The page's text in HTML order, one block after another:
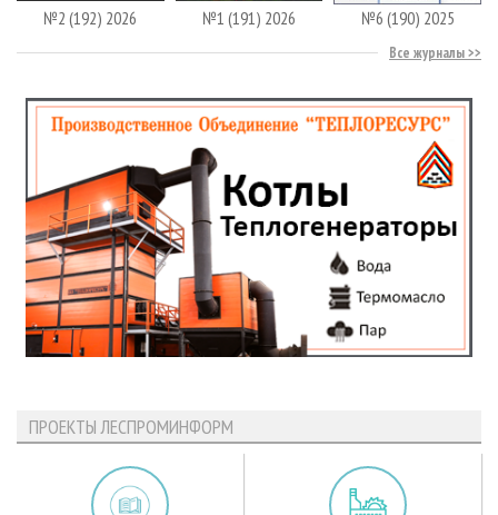
№2 (192) 2026 №1 (191) 2026 №6 (190) 2025
Все журналы
ПРОЕКТЫ ЛЕСПРОМИНФОРМ